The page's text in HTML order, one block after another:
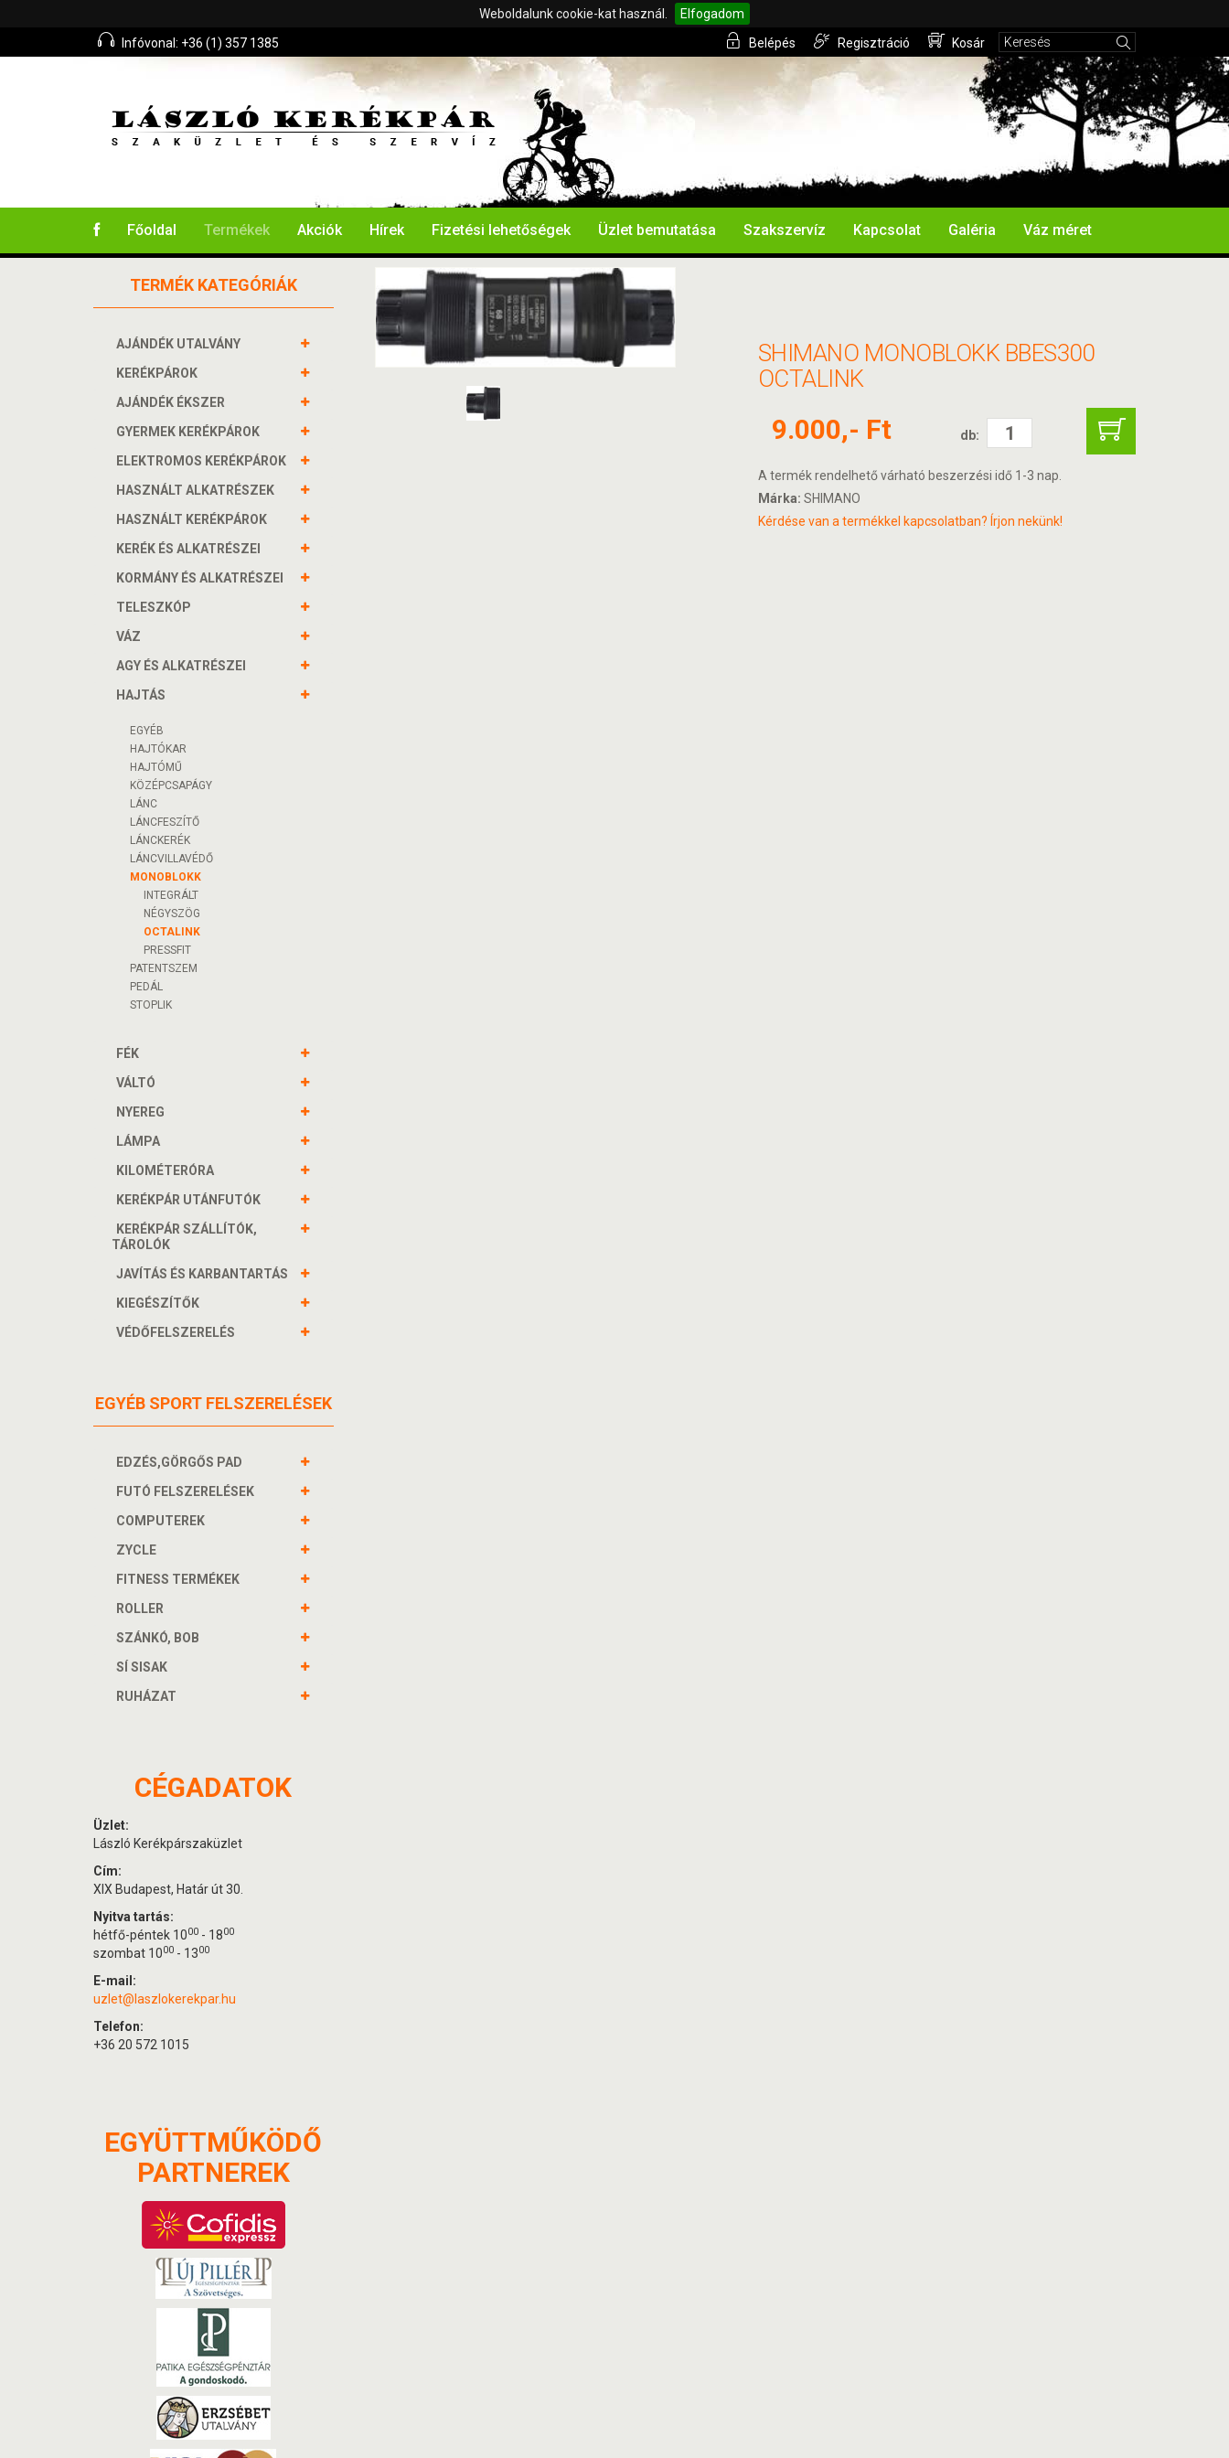
Weboldalunk cookie-kat használ.
Elfogadom
Infóvonal: +36 (1) 357 1385
Belépés Regisztráció Kosár
Főoldal Termékek Akciók Hírek Fizetési lehetőségek Üzlet bemutatása Szakszervíz Kapcsolat Galéria Váz méret
SHIMANO MONOBLOKK BBES300
OCTALINK
9.000,- Ft db:
A termék rendelhető várható beszerzési idő 1-3 nap.
Márka: SHIMANO
Kérdése van a termékkel kapcsolatban? Írjon nekünk!
TERMÉK KATEGÓRIÁK
AJÁNDÉK UTALVÁNY
KERÉKPÁROK
AJÁNDÉK ÉKSZER
GYERMEK KERÉKPÁROK
ELEKTROMOS KERÉKPÁROK
HASZNÁLT ALKATRÉSZEK
HASZNÁLT KERÉKPÁROK
KERÉK ÉS ALKATRÉSZEI
KORMÁNY ÉS ALKATRÉSZEI
TELESZKÓP
VÁZ
AGY ÉS ALKATRÉSZEI
HAJTÁS
EGYÉB
HAJTÓKAR
HAJTÓMŰ
KÖZÉPCSAPÁGY
LÁNC
LÁNCFESZÍTŐ
LÁNCKERÉK
LÁNCVILLAVÉDŐ
MONOBLOKK
INTEGRÁLT
NÉGYSZÖG
OCTALINK
PRESSFIT
PATENTSZEM
PEDÁL
STOPLIK
FÉK
VÁLTÓ
NYEREG
LÁMPA
KILOMÉTERÓRA
KERÉKPÁR UTÁNFUTÓK
KERÉKPÁR SZÁLLÍTÓK,
TÁROLÓK
JAVÍTÁS ÉS KARBANTARTÁS
KIEGÉSZÍTŐK
VÉDŐFELSZERELÉS
EGYÉB SPORT FELSZERELÉSEK
EDZÉS,GÖRGŐS PAD
FUTÓ FELSZERELÉSEK
COMPUTEREK
ZYCLE
FITNESS TERMÉKEK
ROLLER
SZÁNKÓ, BOB
SÍ SISAK
RUHÁZAT
CÉGADATOK
Üzlet:
László Kerékpárszaküzlet
Cím:
XIX Budapest, Határ út 30.
Nyitva tartás:
hétfő-péntek 1000 - 1800
szombat 1000 - 1300
E-mail:
uzlet@laszlokerekpar.hu
Telefon:
+36 20 572 1015
EGYÜTTMŰKÖDŐ
PARTNEREK